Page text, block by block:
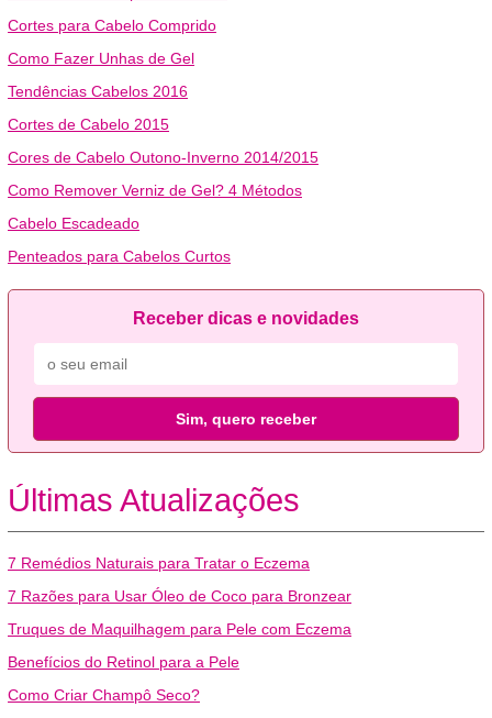
Cortes para Cabelo Comprido
Como Fazer Unhas de Gel
Tendências Cabelos 2016
Cortes de Cabelo 2015
Cores de Cabelo Outono-Inverno 2014/2015
Como Remover Verniz de Gel? 4 Métodos
Cabelo Escadeado
Penteados para Cabelos Curtos
Receber dicas e novidades
Sim, quero receber
Últimas Atualizações
7 Remédios Naturais para Tratar o Eczema
7 Razões para Usar Óleo de Coco para Bronzear
Truques de Maquilhagem para Pele com Eczema
Benefícios do Retinol para a Pele
Como Criar Champô Seco?